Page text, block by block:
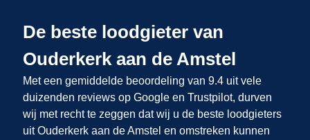
De beste loodgieter van
Ouderkerk aan de Amstel
Met een gemiddelde beoordeling van 9.4 uit vele
duizenden reviews op Google en Trustpilot, durven
wij met recht te zeggen dat wij u de beste loodgieters
uit Ouderkerk aan de Amstel en omstreken kunnen